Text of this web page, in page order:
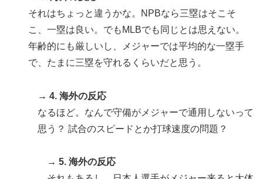
それはちょっと違うかな。NPBなら三塁はそこそ
こ、一塁は良い。でもMLBでも同じとは思えない。
年齢的にも厳しいし、メジャーでは平均的な一塁手
で、たまに三塁を守れるくらいだと思う。
→ 4. 海外の反応
なるほど。なんで守備がメジャーで通用しないって
思う？ 試合のスピードとか打球速度の問題？
→ 5. 海外の反応